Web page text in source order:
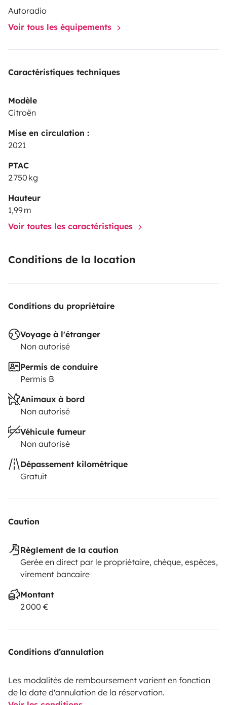
Autoradio
Voir tous les équipements
Caractéristiques techniques
Modèle
Citroën
Mise en circulation :
2021
PTAC
2 750 kg
Hauteur
1,99 m
Voir toutes les caractéristiques
Conditions de la location
Conditions du propriétaire
Voyage à l'étranger
Non autorisé
Permis de conduire
Permis B
Animaux à bord
Non autorisé
Véhicule fumeur
Non autorisé
Dépassement kilométrique
Gratuit
Caution
Règlement de la caution
Gerée en direct par le propriétaire, chèque, espèces,
virement bancaire
Montant
2 000 €
Conditions d’annulation
Les modalités de remboursement varient en fonction
de la date d'annulation de la réservation.